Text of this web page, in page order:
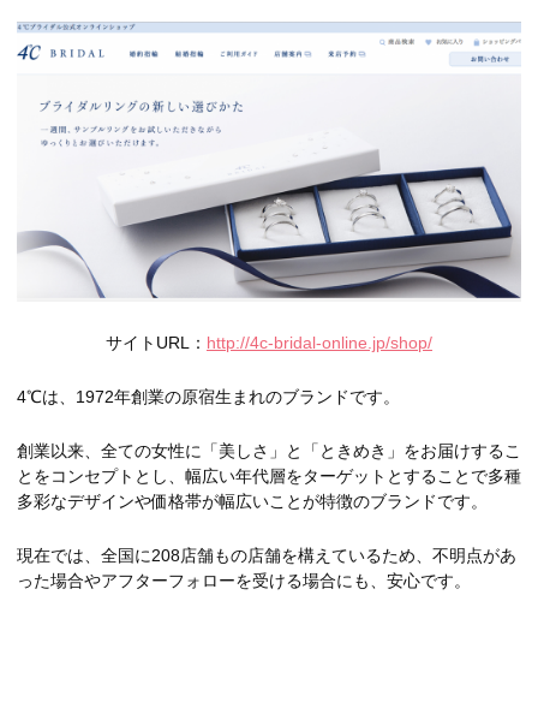
サイトURL： http://4c-bridal-online.jp/shop/
4℃は、1972年創業の原宿生まれのブランドです。
創業以来、全ての女性に「美しさ」と「ときめき」をお届けするこ
とをコンセプトとし、幅広い年代層をターゲットとすることで多種
多彩なデザインや価格帯が幅広いことが特徴のブランドです。
現在では、全国に208店舗もの店舗を構えているため、不明点があ
った場合やアフターフォローを受ける場合にも、安心です。